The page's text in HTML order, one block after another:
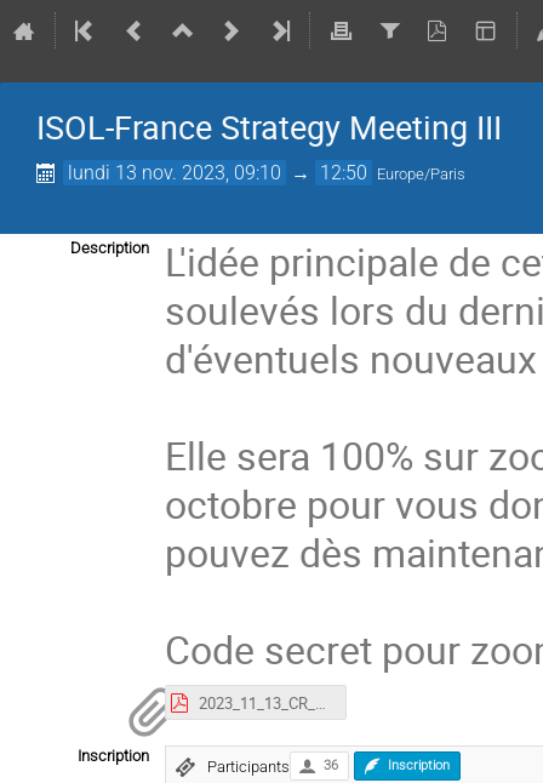
ISOL-France Strategy Meeting III
lundi 13 nov. 2023, 09:10 → 12:50 Europe/Paris
Description
L'idée principale de
soulevés lors du
d'éventuels
Elle sera 100% sur
octobre pour vous
pouvez dès
Code secret pour
2023_11_13_CR_Bureau_isol_france.pdf
Inscription
Participants 36 Inscription